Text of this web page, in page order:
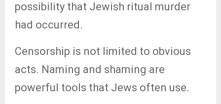
possibility that Jewish ritual murder
had occurred.
Censorship is not limited to obvious
acts. Naming and shaming are
powerful tools that Jews often use.